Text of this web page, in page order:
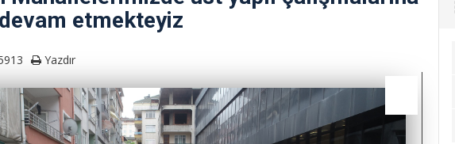
etmekteyiz
Yazdır